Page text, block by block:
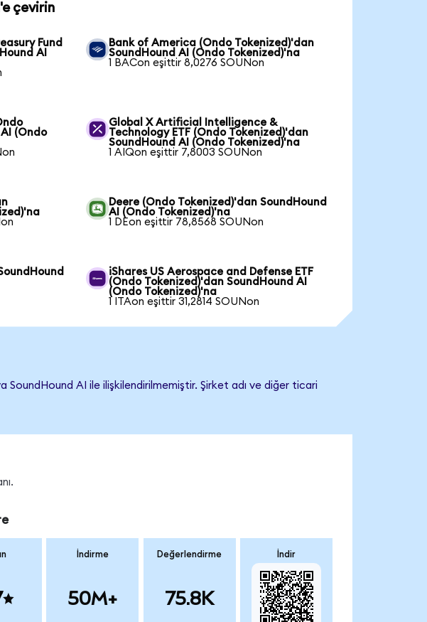
çevirin
Fund
AI
Bank of America (Ondo Tokenized)'dan
SoundHound AI (Ondo Tokenized)'na
1 BACon eşittir 8,0276 SOUNon
(Ondo
Global X Artificial Intelligence &
Technology ETF (Ondo Tokenized)'dan
SoundHound AI (Ondo Tokenized)'na
1 AIQon eşittir 7,8003 SOUNon
Deere (Ondo Tokenized)'dan SoundHound
AI (Ondo Tokenized)'na
1 DEon eşittir 78,8568 SOUNon
iShares US Aerospace and Defense ETF
(Ondo Tokenized)'dan SoundHound AI
(Ondo Tokenized)'na
1 ITAon eşittir 31,2814 SOUNon
SoundHound AI ile ilişkilendirilmemiştir. Şirket adı ve diğer ticari
İndirme
50M+
Değerlendirme
75.8K
İndir